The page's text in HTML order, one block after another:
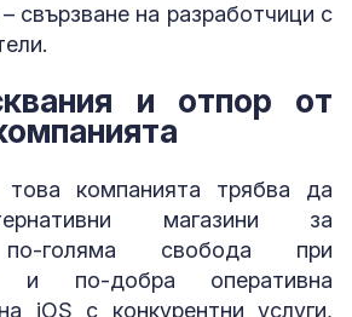
свързване на разработчици с
и отпор от
компанията трябва да
магазини за
по-голяма свобода при
и по-добра оперативна
iOS с конкурентни услуги,